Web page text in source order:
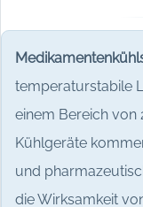
temperaturstabile
einem Bereich von
Kühlgeräte
und
die Wirksamkeit